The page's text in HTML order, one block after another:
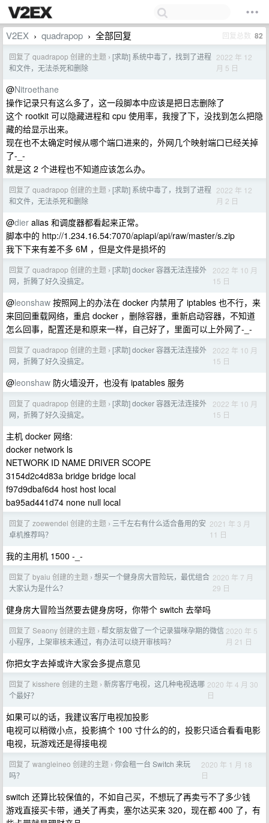
V2EX › quadrapop › 全部回复 回复总数 82
回复了 quadrapop 创建的主题 › [求助] 系统中毒了，找到了进程
和文件，无法杀死和删除
2022 年 12
月 5 日
@Nitroethane
操作记录只有这么多了，这一段脚本中应该是把日志删除了
这个 rootkit 可以隐藏进程和 cpu 使用率，我搜了下，没找到怎么把隐
藏的给显示出来。
现在也不太确定时候从哪个端口进来的，外网几个映射端口已经关掉
了-_-
就是这 2 个进程也不知道应该怎么办。
回复了 quadrapop 创建的主题 › [求助] 系统中毒了，找到了进程
和文件，无法杀死和删除
2022 年 12
月 2 日
@dier alias 和调度器都看起来正常。
脚本中的 http://1.234.16.54:7070/apiapi/api/raw/master/s.zip
我下下来有差不多 6M ，但是文件是损坏的
回复了 quadrapop 创建的主题 › [求助] docker 容器无法连接外
网，折腾了好久没搞定。
2022 年 10 月
15 日
@leonshaw 按照网上的办法在 docker 内禁用了 iptables 也不行，来
来回回重载网络，重启 docker ，删除容器，重新启动容器，不知道
怎么回事，配置还是和原来一样，自己好了，里面可以上外网了-_-
回复了 quadrapop 创建的主题 › [求助] docker 容器无法连接外
网，折腾了好久没搞定。
2022 年 10 月
15 日
@leonshaw 防火墙没开，也没有 ipatables 服务
回复了 quadrapop 创建的主题 › [求助] docker 容器无法连接外
网，折腾了好久没搞定。
2022 年 10 月
15 日
主机 docker 网络:
docker network ls
NETWORK ID NAME DRIVER SCOPE
3154d2c4d83a bridge bridge local
f97d9dbaf6d4 host host local
ba95ad441d74 none null local
回复了 zoewendel 创建的主题 › 三千左右有什么适合备用的安
卓机推荐吗？
2021 年 3 月
11 日
我的主用机 1500 -_-
回复了 byaiu 创建的主题 › 想买一个健身房大冒险玩，最优组合
大家认为是什么？
2020 年 7 月
29 日
健身房大冒险当然要去健身房呀，你带个 switch 去举吗
回复了 Seaony 创建的主题 › 帮女朋友做了一个记录猫咪孕期的微信
小程序，上架审核未通过，有办法可以绕开审核吗？
2020 年 5
月 21 日
你把女字去掉或许大家会多提点意见
回复了 kisshere 创建的主题 › 新房客厅电视，这几种电视选哪
个最好？
2020 年 4 月 30
日
如果可以的话，我建议客厅电视加投影
电视可以稍微小点，投影搞个 100 寸什么的的，投影只适合看看电影
电视，玩游戏还是得接电视
回复了 wangleineo 创建的主题 › 你会租一台 Switch 来玩
吗？
2020 年 1 月 18
日
switch 还算比较保值的，不如自己买，不想玩了再卖亏不了多少钱
游戏直接买卡带，通关了再卖，塞尔达买来 320，现在都 400 了，有